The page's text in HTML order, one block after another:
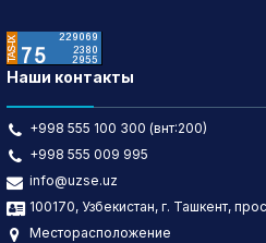
Наши контакты
+998 555 100 300 (внт:200)
+998 555 009 995
info@uzse.uz
100170, Узбекистан, г. Ташкент,
Месторасположение